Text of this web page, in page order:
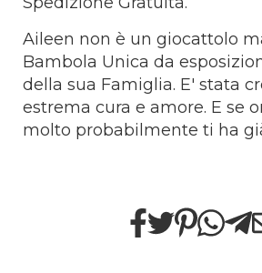
Aileen non è un giocattolo
Bambola Unica da
della sua Famiglia. E' stata
estrema cura e amore. E se
molto probabilmente ti ha